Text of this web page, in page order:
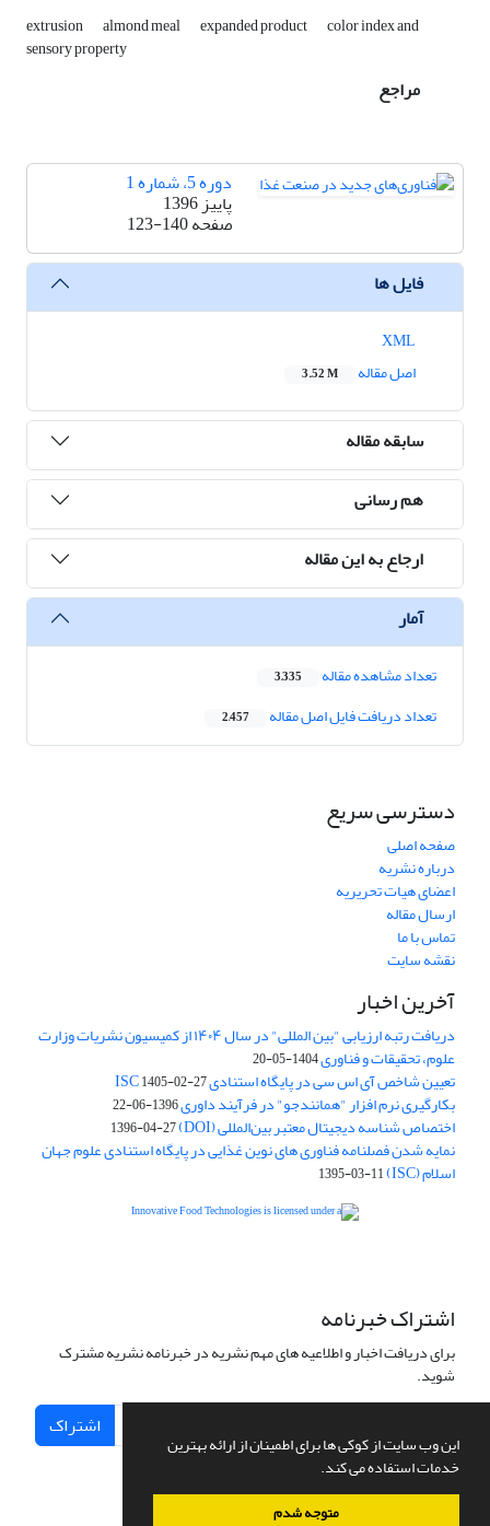
این وب سایت از کوکی ها برای اطمینان از ارائه بهترین
خدمات استفاده می کند.
متوجه شدم
extrusion almond meal expanded product color index and
sensory property
مراجع
دوره 5، شماره 1
پاییز 1396
صفحه123-140
فایل ها
اصل مقاله
3.52 M
سابقه مقاله
هم رسانی
ارجاع به این مقاله
آمار
تعداد مشاهده مقاله 3,335
تعداد دریافت فایل اصل مقاله 2,457
دسترسی سریع
صفحه اصلی
درباره نشریه
اعضای هیات تحریریه
ارسال مقاله
تماس با ما
نقشه سایت
آخرین اخبار
دریافت رتبه ارزیابی "بین المللی" در سال ۱۴۰۴ از کمیسیون نشریات وزارت
علوم، تحقیقات و فناوری1404-05-20
تعیین شاخص آی اس سی در پایگاه استنادی ISC1405-02-27
بکارگیری نرم افزار "همانندجو" در فرآیند داوری1396-06-22
اختصاص شناسه دیجیتال معتبر بین‌المللی (DOI) 1396-04-27
نمایه شدن فصلنامه فناوری های نوین غذایی در پایگاه استنادی علوم جهان
اسلام (ISC) 1395-03-11
اشتراک خبرنامه
برای دریافت اخبار و اطلاعیه های مهم نشریه در خبرنامه نشریه مشترک
شوید.
اشتراک